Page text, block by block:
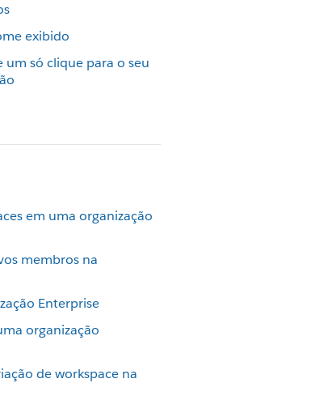
exibido
um só clique para o seu
em uma organização
membros na
Enterprise
organização
de workspace na